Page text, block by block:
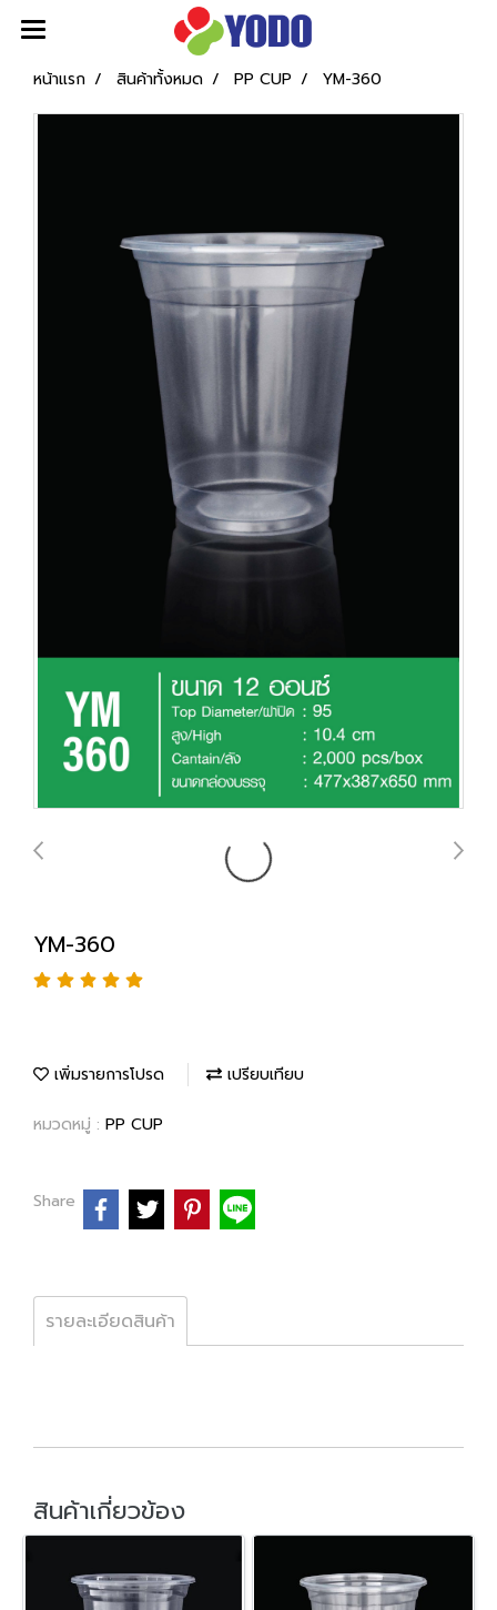
หน้าแรก สินค้าทั้งหมด PP CUP YM-360
YM-360
เพิ่มรายการโปรด เปรียบเทียบ
หมวดหมู่ : PP CUP
Share
รายละเอียดสินค้า
สินค้าเกี่ยวข้อง